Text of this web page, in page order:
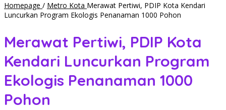
Homepage / Metro Kota Merawat Pertiwi, PDIP Kota Kendari
Luncurkan Program Ekologis Penanaman 1000 Pohon
Merawat Pertiwi, PDIP Kota
Kendari Luncurkan Program
Ekologis Penanaman 1000
Pohon